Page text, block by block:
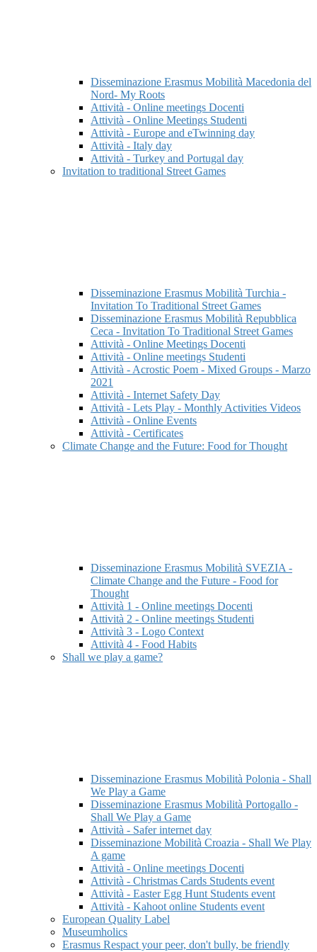
Disseminazione Erasmus Mobilità Macedonia del
Nord- My Roots
Attività - Online meetings Docenti
Attività - Online Meetings Studenti
Attività - Europe and eTwinning day
Attività - Italy day
Attività - Turkey and Portugal day
Invitation to traditional Street Games
Disseminazione Erasmus Mobilità Turchia -
Invitation To Traditional Street Games
Disseminazione Erasmus Mobilità Repubblica
Ceca - Invitation To Traditional Street Games
Attività - Online Meetings Docenti
Attività - Online meetings Studenti
Attività - Acrostic Poem - Mixed Groups - Marzo
2021
Attività - Internet Safety Day
Attività - Lets Play - Monthly Activities Videos
Attività - Online Events
Attività - Certificates
Climate Change and the Future: Food for Thought
Disseminazione Erasmus Mobilità SVEZIA -
Climate Change and the Future - Food for
Thought
Attività 1 - Online meetings Docenti
Attività 2 - Online meetings Studenti
Attività 3 - Logo Context
Attività 4 - Food Habits
Shall we play a game?
Disseminazione Erasmus Mobilità Polonia - Shall
We Play a Game
Disseminazione Erasmus Mobilità Portogallo -
Shall We Play a Game
Attività - Safer internet day
Disseminazione Mobilità Croazia - Shall We Play
A game
Attività - Online meetings Docenti
Attività - Christmas Cards Students event
Attività - Easter Egg Hunt Students event
Attività - Kahoot online Students event
European Quality Label
Museumholics
Erasmus Respact your peer, don't bully, be friendly